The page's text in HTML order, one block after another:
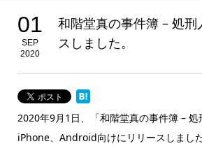
01
SEP
2020
和階堂真の事件簿 – 処
スしました。
2020年9月1日、「和階堂真の事件簿 – 処
iPhone、Android向けにリリースしました